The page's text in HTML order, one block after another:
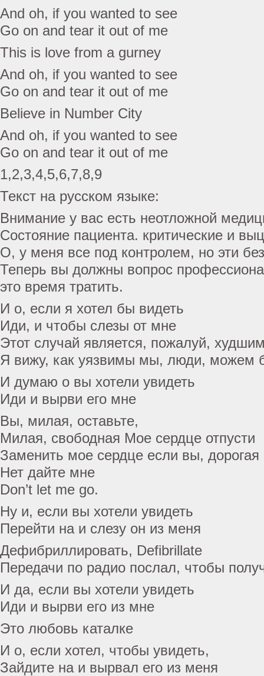
And oh, if you wanted to see
Go on and tear it out of me
This is love from a gurney
And oh, if you wanted to see
Go on and tear it out of me
Believe in Number City
And oh, if you wanted to see
Go on and tear it out of me
1,2,3,4,5,6,7,8,9
Текст на русском языке:
Внимание у вас есть неотложной
Состояние пациента. критические и
О, у меня все под контролем, но эти
Теперь вы должны вопрос
это время тратить.
И о, если я хотел бы видеть
Иди, и чтобы слезы от мне
Этот случай является, пожалуй,
Я вижу, как уязвимы мы, люди, можем
И думаю о вы хотели увидеть
Иди и вырви его мне
Вы, милая, оставьте,
Милая, свободная Мое сердце отпусти
Заменить мое сердце если вы, дорогая
Нет дайте мне
Don’t let me go.
Ну и, если вы хотели увидеть
Перейти на и слезу он из меня
Дефибриллировать, Defibrillate
Передачи по радио послал, чтобы
И да, если вы хотели увидеть
Иди и вырви его из мне
Это любовь каталке
И о, если хотел, чтобы увидеть,
Зайдите на и вырвал его из меня